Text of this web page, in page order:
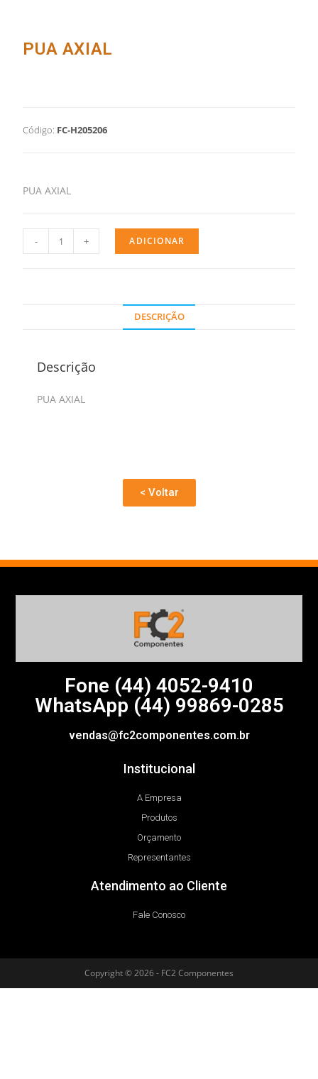
PUA AXIAL
Código: FC-H205206
PUA AXIAL
- + ADICIONAR
DESCRIÇÃO
Descrição
PUA AXIAL
< Voltar
Fone (44) 4052-9410
WhatsApp (44) 99869-0285
vendas@fc2componentes.com.br
Institucional
A Empresa
Produtos
Orçamento
Representantes
Atendimento ao Cliente
Fale Conosco
Copyright © 2026 - FC2 Componentes